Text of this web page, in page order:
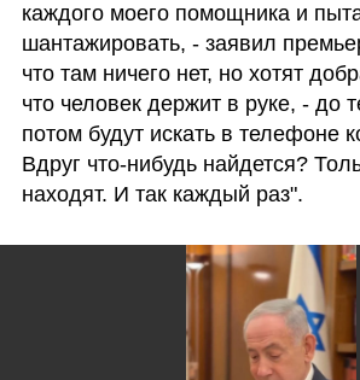
каждого моего помощника и
шантажировать, - заявил
что там ничего нет, но хотят
что человек держит в руке, - до
потом будут искать в телефоне
Вдруг что-нибудь найдется?
находят. И так каждый раз".